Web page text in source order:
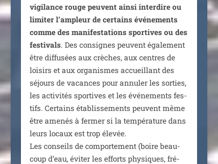
vigi­lance rouge peuvent ain­si inter­dire ou
limi­ter l’am­pleur de cer­tains évé­ne­ments
comme des mani­fes­ta­tions spor­tives ou des
fes­ti­vals. Des consignes peuvent éga­le­ment
être dif­fu­sées aux crèches, aux centres de
loi­sirs et aux orga­nismes accueillant des
séjours de vacances pour annu­ler les sor­ties,
les acti­vi­tés spor­tives et les évé­ne­ments fes­
tifs. Certains éta­blis­se­ments peuvent même
être ame­nés à fer­mer si la tem­pé­ra­ture dans
leurs locaux est trop éle­vée.
Les conseils de com­por­te­ment (boire beau­
coup d’eau, évi­ter les efforts phy­siques, fré­